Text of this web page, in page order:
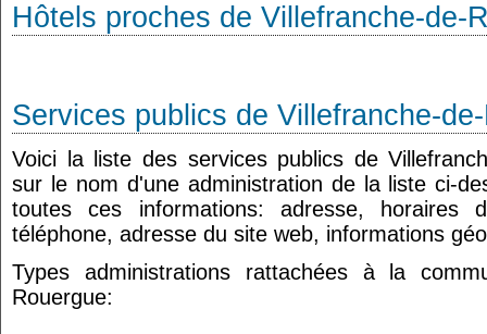
Hôtels proches de Villefranche-de-
Services publics de Villefranche-
Voici la liste des services publics de
sur le nom d'une administration de la liste ci-
toutes ces informations: adresse, horaires
téléphone, adresse du site web, informations
Types administrations rattachées à la
Rouergue: